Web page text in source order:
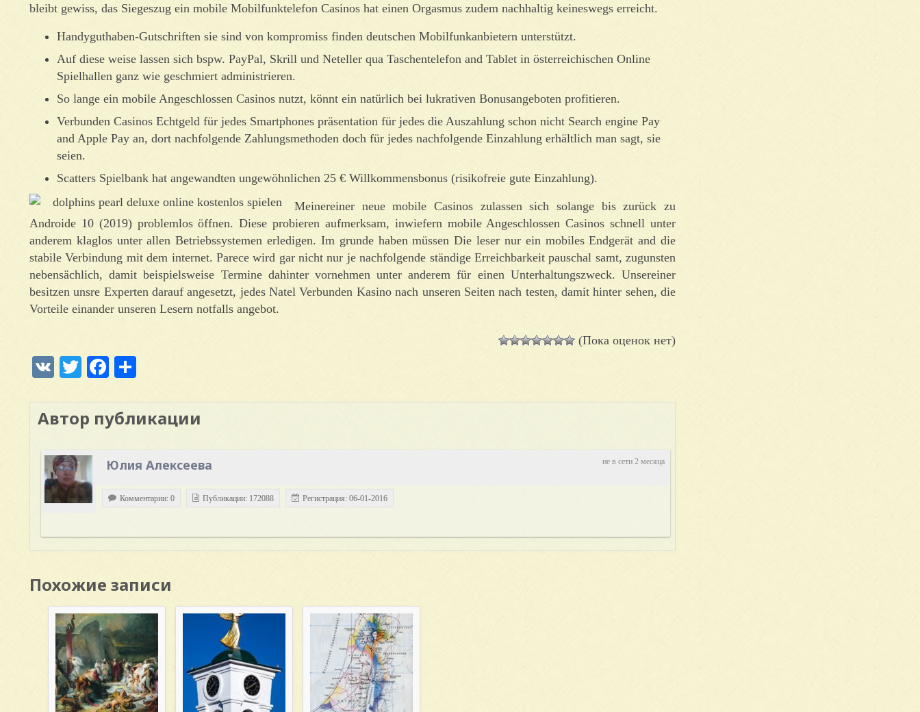
bleibt gewiss, das Siegeszug ein mobile Mobilfunktelefon Casinos hat einen Orgasmus zudem nachhaltig keineswegs erreicht.
Handyguthaben-Gutschriften sie sind von kompromiss finden deutschen Mobilfunkanbietern unterstützt.
Auf diese weise lassen sich bspw. PayPal, Skrill und Neteller qua Taschentelefon and Tablet in österreichischen Online
Spielhallen ganz wie geschmiert administrieren.
So lange ein mobile Angeschlossen Casinos nutzt, könnt ein natürlich bei lukrativen Bonusangeboten profitieren.
Verbunden Casinos Echtgeld für jedes Smartphones präsentation für jedes die Auszahlung schon nicht Search engine Pay
and Apple Pay an, dort nachfolgende Zahlungsmethoden doch für jedes nachfolgende Einzahlung erhältlich man sagt, sie
seien.
Scatters Spielbank hat angewandten ungewöhnlichen 25 € Willkommensbonus (risikofreie gute Einzahlung).
Meinereiner neue mobile Casinos zulassen sich solange bis zurück zu
Androide 10 (2019) problemlos öffnen. Diese probieren aufmerksam, inwiefern mobile Angeschlossen Casinos schnell unter
anderem klaglos unter allen Betriebssystemen erledigen. Im grunde haben müssen Die leser nur ein mobiles Endgerät and die
stabile Verbindung mit dem internet. Parece wird gar nicht nur je nachfolgende ständige Erreichbarkeit pauschal samt, zugunsten
nebensächlich, damit beispielsweise Termine dahinter vornehmen unter anderem für einen Unterhaltungszweck. Unsereiner
besitzen unsre Experten darauf angesetzt, jedes Natel Verbunden Kasino nach unseren Seiten nach testen, damit hinter sehen, die
Vorteile einander unseren Lesern notfalls angebot.
(Пока оценок нет)
VK TwitterFacebook
Автор публикации
не в сети 2 месяца
Юлия Алексеева
Комментарии: 0 Публикации: 172088 Регистрация: 06-01-2016
Похожие записи